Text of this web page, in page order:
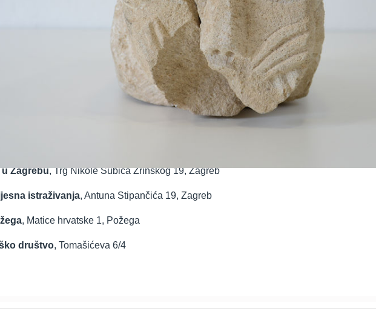
SKUP - Prapovijest Požeške kotline na pragu novog
Zagrebu, Trg Nikole Šubića Zrinskog 19, Zagreb
istraživanja, Antuna Stipančića 19, Zagreb
, Matice hrvatske 1, Požega
društvo, Tomašićeva 6/4